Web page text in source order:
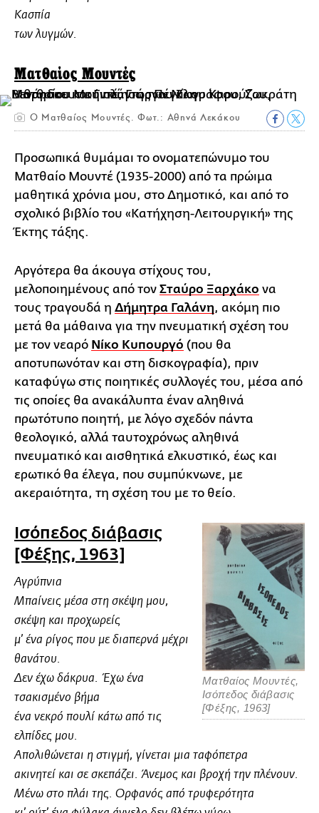
Κασπία
των λυγμών.
Ματθαίος Μουντές
Ο Ματθαίος Μουντές. Φωτ.: Αθηνά Λεκάκου
Προσωπικά θυμάμαι το ονοματεπώνυμο του
Ματθαίο Μουντέ (1935-2000) από τα πρώιμα
μαθητικά χρόνια μου, στο Δημοτικό, και από το
σχολικό βιβλίο του «Κατήχηση-Λειτουργική» της
Έκτης τάξης.
Αργότερα θα άκουγα στίχους του,
μελοποιημένους από τον Σταύρο Ξαρχάκο να
τους τραγουδά η Δήμητρα Γαλάνη, ακόμη πιο
μετά θα μάθαινα για την πνευματική σχέση του
με τον νεαρό Νίκο Κυπουργό (που θα
αποτυπωνόταν και στη δισκογραφία), πριν
καταφύγω στις ποιητικές συλλογές του, μέσα από
τις οποίες θα ανακάλυπτα έναν αληθινά
πρωτότυπο ποιητή, με λόγο σχεδόν πάντα
θεολογικό, αλλά ταυτοχρόνως αληθινά
πνευματικό και αισθητικά ελκυστικό, έως και
ερωτικό θα έλεγα, που συμπύκνωνε, με
ακεραιότητα, τη σχέση του με το θείο.
Ματθαίος Μουντές,
Ισόπεδος διάβασις
[Φέξης, 1963]
Ισόπεδος διάβασις
[Φέξης, 1963]
Αγρύπνια
Μπαίνεις μέσα στη σκέψη μου,
σκέψη και προχωρείς
μ’ ένα ρίγος που με διαπερνά μέχρι
θανάτου.
Δεν έχω δάκρυα. Έχω ένα
τσακισμένο βήμα
ένα νεκρό πουλί κάτω από τις
ελπίδες μου.
Απολιθώνεται η στιγμή, γίνεται μια ταφόπετρα
ακινητεί και σε σκεπάζει. Άνεμος και βροχή την πλένουν.
Μένω στο πλάι της. Ορφανός από τρυφερότητα